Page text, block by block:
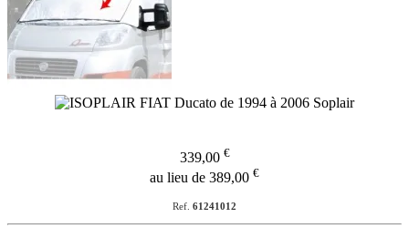
339,00 €
au lieu de 389,00 €
Ref. 61241012